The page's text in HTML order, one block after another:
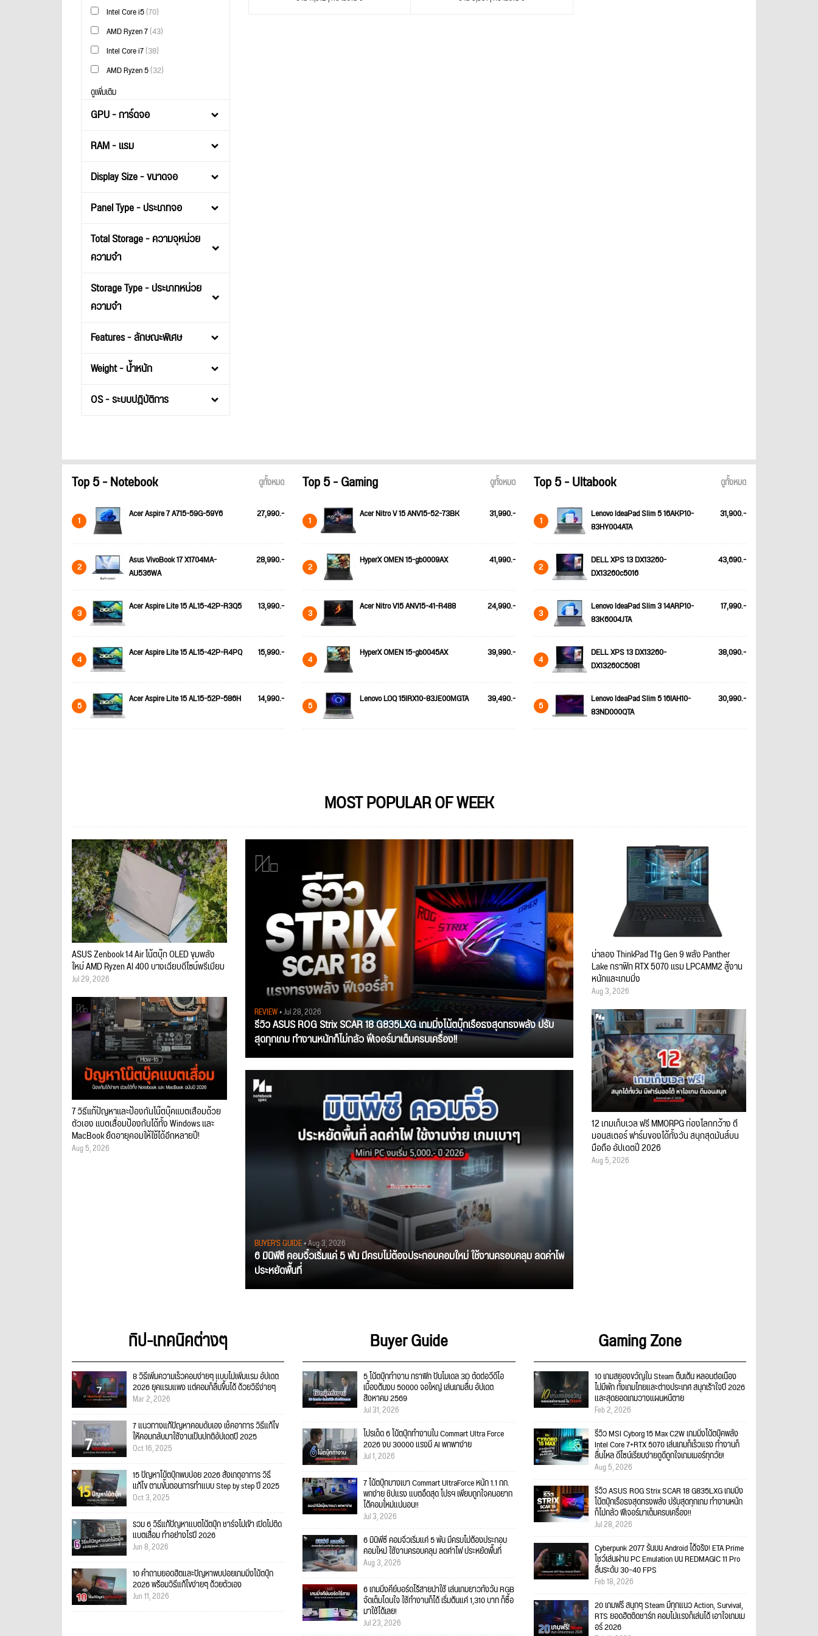
Intel Core i5(70)
AMD Ryzen 7(43)
Intel Core i7(38)
AMD Ryzen 5(32)
ดูเพิ่มเติม
GPU - การ์ดจอ
RAM - แรม
Display Size - ขนาดจอ
Panel Type - ประเภทจอ
Total Storage - ความจุหน่วย
ความจำ
Storage Type - ประเภทหน่วย
ความจำ
Features - ลักษณะพิเศษ
Weight - น้ำหนัก
OS - ระบบปฎิบัติการ
Top 5 - Notebook ดูทั้งหมด
1 Acer Aspire 7 A715-59G-59Y6 27,990.-
2
Asus VivoBook 17 X1704MA-
AU536WA
28,990.-
3 Acer Aspire Lite 15 AL15-42P-R3Q5 13,990.-
4 Acer Aspire Lite 15 AL15-42P-R4PQ 15,990.-
5 Acer Aspire Lite 15 AL15-52P-586H 14,990.-
Top 5 - Gaming ดูทั้งหมด
1 Acer Nitro V 15 ANV15-52-73BK 31,990.-
2 HyperX OMEN 15-gb0009AX 41,990.-
3 Acer Nitro V15 ANV15-41-R488 24,990.-
4 HyperX OMEN 15-gb0045AX 39,990.-
5 Lenovo LOQ 15IRX10-83JE00MGTA 39,490.-
Top 5 - Ultabook ดูทั้งหมด
1
Lenovo IdeaPad Slim 5 16AKP10-
83HY004ATA
31,900.-
2
DELL XPS 13 DX13260-
DX13260c5016
43,690.-
3
Lenovo IdeaPad Slim 3 14ARP10-
83K6004JTA
17,990.-
4
DELL XPS 13 DX13260-
DX13260C5081
38,090.-
5
Lenovo IdeaPad Slim 5 16IAH10-
83ND000QTA
30,990.-
MOST POPULAR OF WEEK
REVIEW• Jul 28, 2026
รีวิว ASUS ROG Strix SCAR 18 G835LXG เกมมิ่งโน้ตบุ๊กเรือธงสุดทรงพลัง ปรับ
สุดทุกเกม ทำงานหนักก็ไม่กลัว ฟีเจอร์มาเต็มครบเครื่อง!!
BUYER'S GUIDE• Aug 3, 2026
6 มินิพีซี คอมจิ๋วเริ่มแค่ 5 พัน มีครบไม่ต้องประกอบคอมใหม่ ใช้งานครอบคลุม ลดค่าไฟ
ประหยัดพื้นที่
ASUS Zenbook 14 Air โน้ตบุ๊ก OLED ขุมพลัง
ใหม่ AMD Ryzen AI 400 บางเฉียบดีไซน์พรีเมียม
Jul 29, 2026
7 วิธีแก้ปัญหาและป้องกันโน๊ตบุ๊คแบตเสื่อมด้วย
ตัวเอง แบตเสื่อมป้องกันได้ทั้ง Windows และ
MacBook ยืดอายุคอมให้ใช้ได้อีกหลายปี!
Aug 5, 2026
น่าลอง ThinkPad T1g Gen 9 พลัง Panther
Lake กราฟิก RTX 5070 แรม LPCAMM2 สู้งาน
หนักและเกมมิ่ง
Aug 3, 2026
12 เกมเก็บเวล ฟรี MMORPG ท่องโลกกว้าง ตี
มอนสเตอร์ ฟาร์มของได้ทั้งวัน สนุกสุดมันส์บน
มือถือ อัปเดตปี 2026
Aug 5, 2026
ทิป-เทคนิคต่างๆ
8 วิธีเพิ่มความเร็วคอมง่ายๆ แบบไม่เพิ่มแรม อัปเดต
2026 ยุคแรมแพง แต่คอมก็ลื่นขึ้นได้ ด้วยวิธีง่ายๆ
Mar 2, 2026
7 แนวทางแก้ปัญหาคอมดับเอง เช็คอาการ วิธีแก้ไข
ให้คอมกลับมาใช้งานเป็นปกติอัปเดตปี 2025
Oct 16, 2025
15 ปัญหาโน้ตบุ๊กพบบ่อย 2026 สังเกตุอาการ วิธี
แก้ไข ตามขั้นตอนการทำแบบ Step by step ปี 2025
Oct 3, 2025
รวม 6 วิธีแก้ปัญหาแบตโน้ตบุ๊ก ชาร์จไม่เข้า เปิดไม่ติด
แบตเสื่อม ทำอย่างไรปี 2026
Jun 8, 2026
10 คำถามยอดฮิตและปัญหาพบบ่อยเกมมิ่งโน้ตบุ๊ก
2026 พร้อมวิธีแก้ไขง่ายๆ ด้วยตัวเอง
Jun 11, 2026
Buyer Guide
5 โน้ตบุ๊กทำงาน กราฟิก ปั้นโมเดล 3D ตัดต่อวีดีโอ
เบื้องต้นงบ 50000 จอใหญ่ เล่นเกมลื่น อัปเดต
สิงหาคม 2569
Jul 31, 2026
โปรเด็ด 6 โน้ตบุ๊กทำงานใน Commart Ultra Force
2026 งบ 30000 แรงมี AI พกพาง่าย
Jul 1, 2026
7 โน้ตบุ๊กบางเบา Commart UltraForce หนัก 1.1 กก.
พกง่าย ชิปแรง แบตอึดสุด โปรฯ เพียบถูกใจคนอยาก
ได้คอมใ่หม่แน่นอน!!
Jul 3, 2026
6 มินิพีซี คอมจิ๋วเริ่มแค่ 5 พัน มีครบไม่ต้องประกอบ
คอมใหม่ ใช้งานครอบคลุม ลดค่าไฟ ประหยัดพื้นที่
Aug 3, 2026
6 เกมมิ่งคีย์บอร์ดไร้สายน่าใช้ เล่นเกมยาวทั้งวัน RGB
จัดเต็มโดนใจ ใช้ทำงานก็ได้ เริ่มต้นแค่ 1,310 บาท ก็ซื้อ
มาใช้ได้เลย!
Jul 23, 2026
Gaming Zone
10 เกมสยองขวัญใน Steam ตื่นเต้น หลอนต่อเนื่อง
ไม่มีพัก ทั้งเกมไทยและต่างประเทศ สนุกเร้าใจปี 2026
และสุดยอดเกมวางแผนหนีตาย
Feb 2, 2026
รีวิว MSI Cyborg 15 Max C2W เกมมิ่งโน้ตบุ๊คพลัง
Intel Core 7+RTX 5070 เล่นเกมก็เร็วแรง ทำงานก็
ลื่นไหล ดีไซน์เรียบง่ายดูดีถูกใจเกมเมอร์ทุกวัย!
Aug 5, 2026
รีวิว ASUS ROG Strix SCAR 18 G835LXG เกมมิ่ง
โน้ตบุ๊กเรือธงสุดทรงพลัง ปรับสุดทุกเกม ทำงานหนัก
ก็ไม่กลัว ฟีเจอร์มาเต็มครบเครื่อง!!
Jul 28, 2026
Cyberpunk 2077 รันบน Android ได้จริง! ETA Prime
โชว์เล่นผ่าน PC Emulation บน REDMAGIC 11 Pro
ลื่นระดับ 30–40 FPS
Feb 18, 2026
20 เกมฟรี สนุกๆ Steam มีทุกแนว Action, Survival,
RTS ยอดฮิตติดชาร์ท คอมไม่แรงก็เล่นได้ เอาใจเกมเม
อร์ 2026